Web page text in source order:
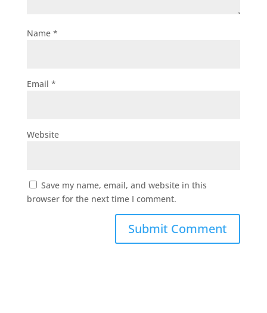
Name *
Email *
Website
Save my name, email, and website in this
browser for the next time I comment.